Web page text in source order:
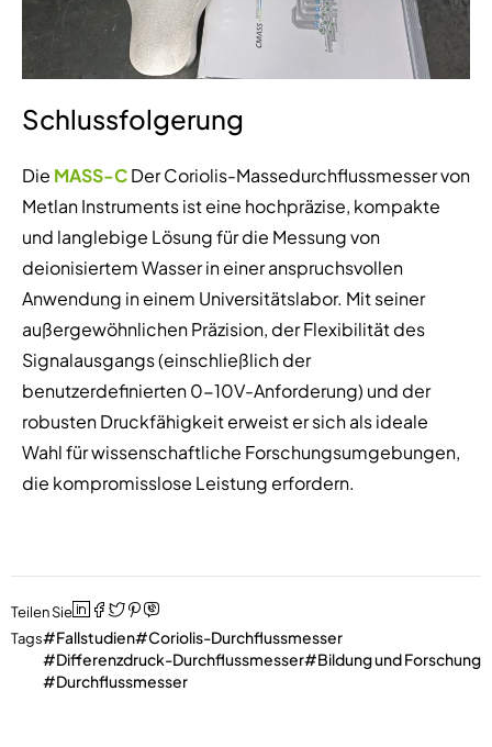
Schlussfolgerung
Die MASS-CDer Coriolis-Massedurchflussmesser von
Metlan Instruments ist eine hochpräzise, kompakte
und langlebige Lösung für die Messung von
deionisiertem Wasser in einer anspruchsvollen
Anwendung in einem Universitätslabor. Mit seiner
außergewöhnlichen Präzision, der Flexibilität des
Signalausgangs (einschließlich der
benutzerdefinierten 0-10V-Anforderung) und der
robusten Druckfähigkeit erweist er sich als ideale
Wahl für wissenschaftliche Forschungsumgebungen,
die kompromisslose Leistung erfordern.
Teilen Sie
Tags
Fallstudien
Coriolis-Durchflussmesser
Differenzdruck-Durchflussmesser
Bildung und Forschung
Durchflussmesser